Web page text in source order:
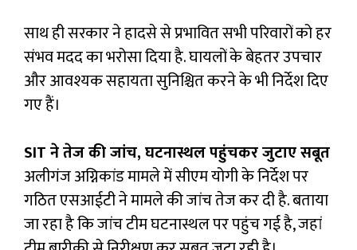
साथ ही सरकार ने हादसे से प्रभावित सभी परिवारों को हर
संभव मदद का भरोसा दिया है. घायलों के बेहतर उपचार
और आवश्यक सहायता सुनिश्चित करने के भी निर्देश दिए
गए हैं।
SIT ने तेज की जांच, घटनास्थल पहुंचकर जुटाए सबूत
अलीगंज अग्निकांड मामले में सीएम योगी के निर्देश पर
गठित एसआईटी ने मामले की जांच तेज कर दी है. बताया
जा रहा है कि जांच टीम घटनास्थल पर पहुंच गई है, जहां